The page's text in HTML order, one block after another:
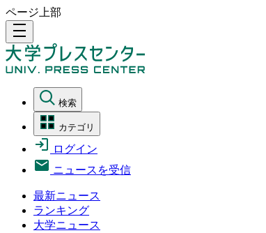
ページ上部
density_medium
検索
カテゴリ
ログイン
ニュースを受信
最新ニュース
ランキング
大学ニュース